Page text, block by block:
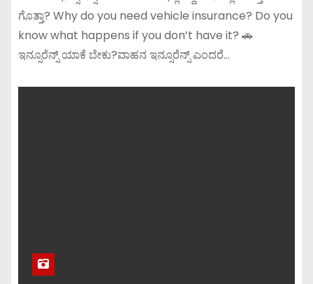
ಗೊತ್ತಾ? Why do you need vehicle insurance? Do you
know what happens if you don’t have it? 🚗
ಇನ್ಸೂರೆನ್ಸ್ ಯಾಕೆ ಬೇಕು?ವಾಹನ ಇನ್ಸೂರೆನ್ಸ್ ಎಂದರೆ…